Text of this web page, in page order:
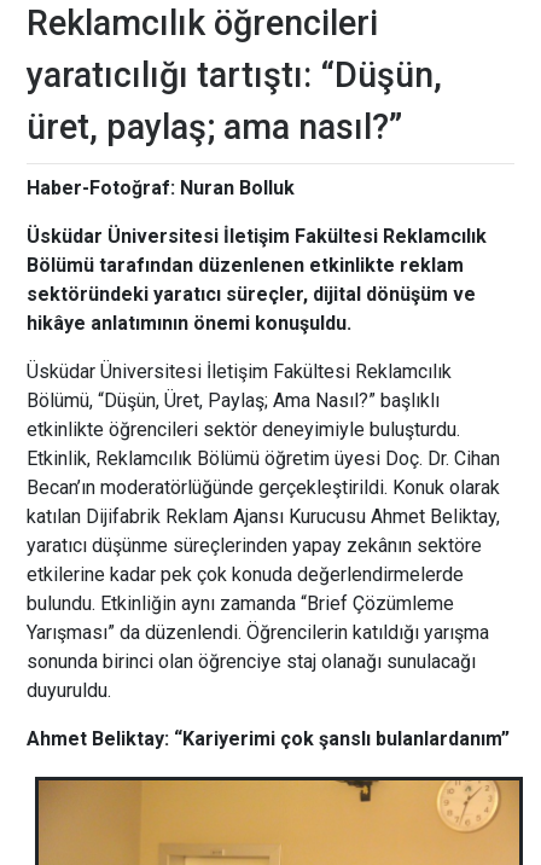
Reklamcılık öğrencileri
yaratıcılığı tartıştı: “Düşün,
üret, paylaş; ama nasıl?”
Haber-Fotoğraf: Nuran Bolluk
Üsküdar Üniversitesi İletişim Fakültesi Reklamcılık
Bölümü tarafından düzenlenen etkinlikte reklam
sektöründeki yaratıcı süreçler, dijital dönüşüm ve
hikâye anlatımının önemi konuşuldu.
Üsküdar Üniversitesi İletişim Fakültesi Reklamcılık
Bölümü, “Düşün, Üret, Paylaş; Ama Nasıl?” başlıklı
etkinlikte öğrencileri sektör deneyimiyle buluşturdu.
Etkinlik, Reklamcılık Bölümü öğretim üyesi Doç. Dr. Cihan
Becan’ın moderatörlüğünde gerçekleştirildi. Konuk olarak
katılan Dijifabrik Reklam Ajansı Kurucusu Ahmet Beliktay,
yaratıcı düşünme süreçlerinden yapay zekânın sektöre
etkilerine kadar pek çok konuda değerlendirmelerde
bulundu. Etkinliğin aynı zamanda “Brief Çözümleme
Yarışması” da düzenlendi. Öğrencilerin katıldığı yarışma
sonunda birinci olan öğrenciye staj olanağı sunulacağı
duyuruldu.
Ahmet Beliktay: “Kariyerimi çok şanslı bulanlardanım”